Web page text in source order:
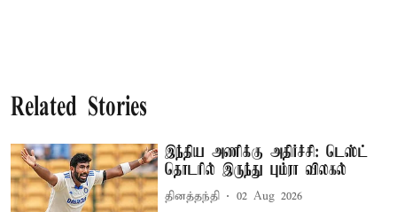
Related Stories
இந்திய அணிக்கு அதிர்ச்சி: டெஸ்ட்
தொடரில் இருந்து பும்ரா விலகல்
தினத்தந்தி 02 Aug 2026